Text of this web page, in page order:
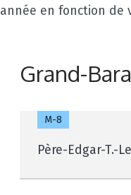
année en fonction de
Grand-
M-8
Père-Edgar-T.-